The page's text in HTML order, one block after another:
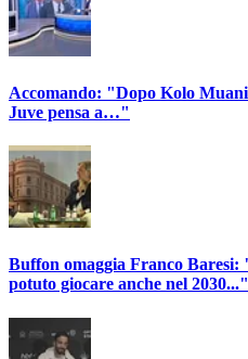
Accomando: "Dopo Kolo
Juve pensa a…"
Buffon omaggia Franco
potuto giocare anche nel 2030..."